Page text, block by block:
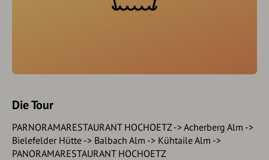
Die Tour
PARNORAMARESTAURANT HOCHOETZ -> Acherberg Alm ->
Bielefelder Hütte -> Balbach Alm -> Kühtaile Alm ->
PANORAMARESTAURANT HOCHOETZ